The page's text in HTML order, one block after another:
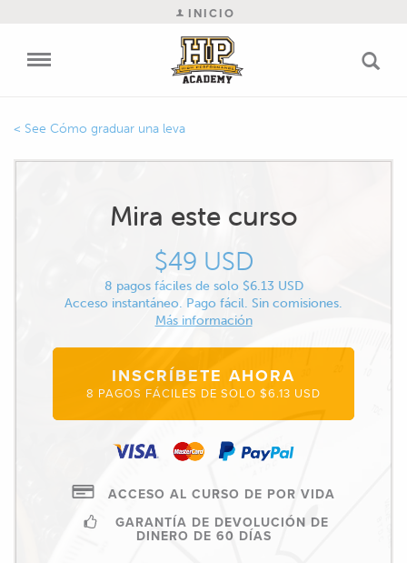
INICIO
Cómo graduar una leva
Mira este curso
$49 USD
8 pagos fáciles de solo $6.13 USD
Acceso instantáneo. Pago fácil. Sin comisiones.
Más información
INSCRÍBETE AHORA
8 PAGOS FÁCILES DE SOLO $6.13 USD
ACCESO AL CURSO DE POR VIDA
GARANTÍA DE DEVOLUCIÓN DE
DINERO DE 60 DÍAS